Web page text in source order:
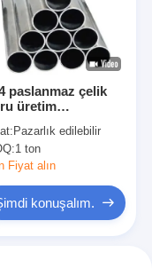
paslanmaz çelik
üretim
ve tutarlılık
Pazarlık edilebilir
1 ton
Fiyat alın
konuşalım.